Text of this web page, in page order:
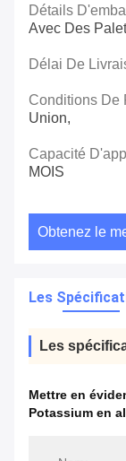
Détails
Avec Des
Délai De
Conditions De
Union,
Capacité
MOIS
Obtenez le
Les
Les
Mettre en
Potassium en